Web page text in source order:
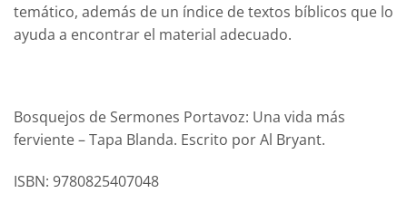
temático, además de un índice de textos bíblicos que lo
ayuda a encontrar el material adecuado.
Bosquejos de Sermones Portavoz: Una vida más
ferviente – Tapa Blanda. Escrito por Al Bryant.
ISBN: 9780825407048